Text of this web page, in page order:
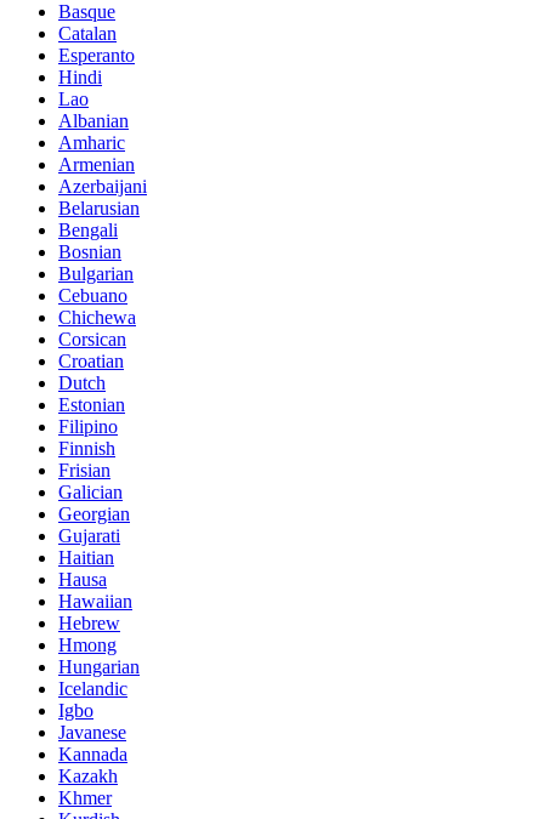
Basque
Catalan
Esperanto
Hindi
Lao
Albanian
Amharic
Armenian
Azerbaijani
Belarusian
Bengali
Bosnian
Bulgarian
Cebuano
Chichewa
Corsican
Croatian
Dutch
Estonian
Filipino
Finnish
Frisian
Galician
Georgian
Gujarati
Haitian
Hausa
Hawaiian
Hebrew
Hmong
Hungarian
Icelandic
Igbo
Javanese
Kannada
Kazakh
Khmer